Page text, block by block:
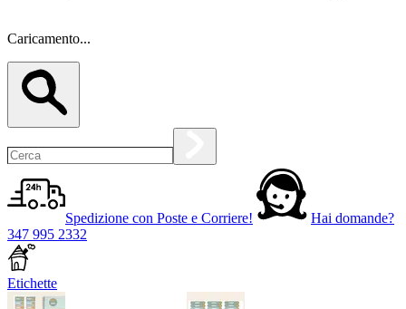
Caricamento...
Spedizione con Poste e Corriere!
Hai domande?
347 995 2332
Etichette